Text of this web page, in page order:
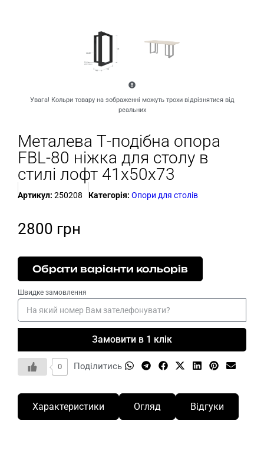
Увага! Кольри товару на зображенні можуть трохи відрізнятися від
реальних
Металева Т-подібна опора
FBL-80 ніжка для столу в
стилі лофт 41х50х73
Артикул: 250208 Категорія: Опори для столів
2800 грн
Обрати варіанти кольорів
Швидке замовлення
Замовити в 1 клік
0 Поділитись
Характеристики Огляд Відгуки